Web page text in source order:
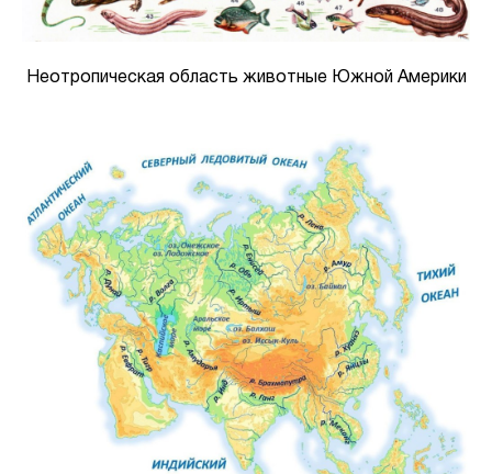
Неотропическая область животные Южной Америки